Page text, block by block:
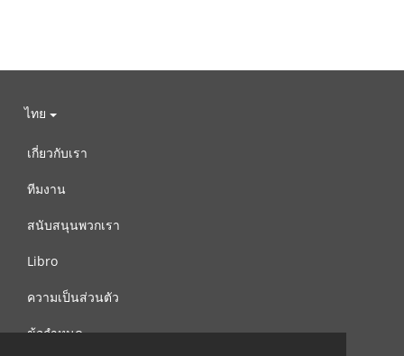
ไทย
เกี่ยวกับเรา
ทีมงาน
สนับสนุนพวกเรา
Libro
ความเป็นส่วนตัว
ข้อกำหนด